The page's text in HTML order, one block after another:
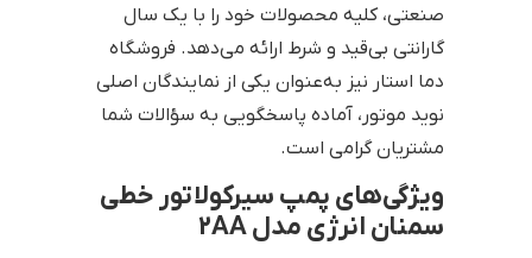
صنعتی، کلیه محصولات خود را با یک سال
گارانتی بی‌قید و شرط ارائه می‌دهد. فروشگاه
دما استار نیز به‌عنوان یکی از نمایندگان اصلی
نوید موتور، آماده پاسخگویی به سؤالات شما
مشتریان گرامی است.
ویژگی‌های پمپ سیرکولاتور خطی
سمنان انرژی مدل 2AA